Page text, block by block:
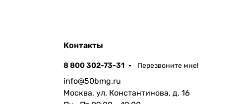
Контакты
8 800 302-73-31 Перезвоните мне!
info@50bmg.ru
Москва, ул. Константинова, д. 16